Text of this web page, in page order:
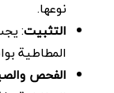
نوعها.
التثبيت:
المطاطية
الفحص